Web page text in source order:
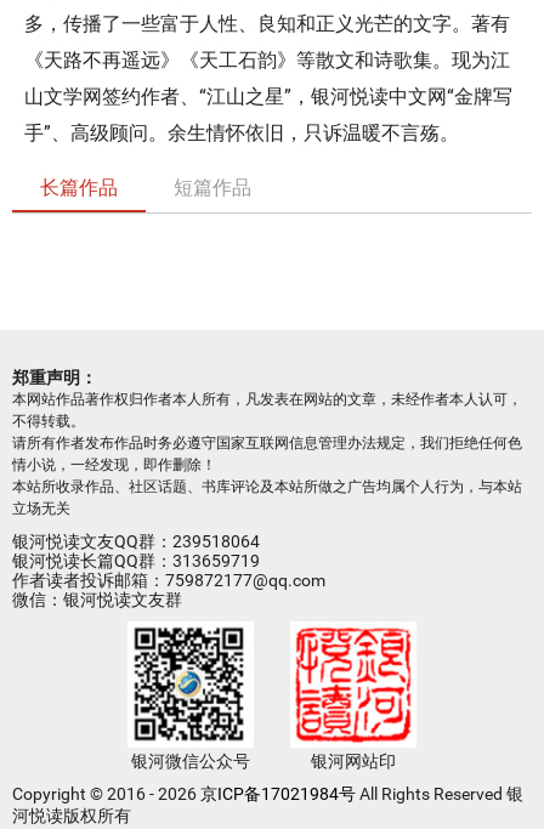
多，传播了一些富于人性、良知和正义光芒的文字。著有
《天路不再遥远》《天工石韵》等散文和诗歌集。现为江
山文学网签约作者、“江山之星”，银河悦读中文网“金牌写
手”、高级顾问。余生情怀依旧，只诉温暖不言殇。
长篇作品 短篇作品
郑重声明：
本网站作品著作权归作者本人所有，凡发表在网站的文章，未经作者本人认可，
不得转载。
请所有作者发布作品时务必遵守国家互联网信息管理办法规定，我们拒绝任何色
情小说，一经发现，即作删除！
本站所收录作品、社区话题、书库评论及本站所做之广告均属个人行为，与本站
立场无关
银河悦读文友QQ群：239518064
银河悦读长篇QQ群：313659719
作者读者投诉邮箱：759872177@qq.com
微信：银河悦读文友群
银河微信公众号
银河网站印
Copyright © 2016 - 2026京ICP备17021984号All Rights Reserved 银
河悦读版权所有